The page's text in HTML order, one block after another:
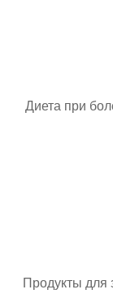
Диета при
Продукты для